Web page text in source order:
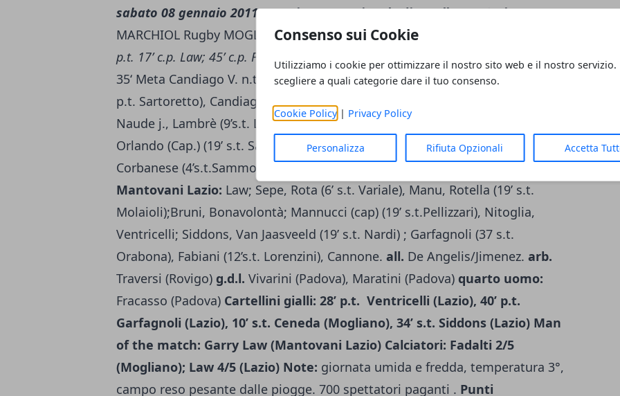
Consenso sui Cookie
Utilizziamo i cookie per ottimizzare il nostro sito web e il nostro servizio.
scegliere a quali categorie dare il tuo consenso.
Cookie Policy| Privacy Policy
Personalizza Rifiuta Opzionali Accetta
sabato 08 gennaio 2011 Campionato Nazionale di Eccellenza 9° giornata
MARCHIOL Rugby MOGLIANO v MANTOVANI LAZIO 11 - 12 (3-3)
p.t. 17’ c.p. Law; 45’ c.p. Fadalti;
s.t.
15‘ c.p. Law; 21‘ c.p. Law; 23‘ c.p. Fadalti;
35‘ Meta Candiago V. n.t.; 39‘ c.p. LawMarchiol Rugby Mogliano:Mulieri (13’
p.t. Sartoretto), Candiago V., Ceccato E, Patrizio (1’s.t. Simion), Fadalti,
Naude j., Lambrè (9’s.t. Lucchese), Candiago E. (4’s.t. Minello), Burman,
Orlando (Cap.) (19’ s.t. Saviozzi), Stanfill, Maso, Nieuwdot (4’s.t. Ceccato A.),
Corbanese (4’s.t.Sammons), Meggetto (4’s.t.Ceneda)
Mantovani Lazio: Law; Sepe, Rota (6’ s.t. Variale), Manu, Rotella (19’ s.t.
Molaioli);Bruni, Bonavolontà; Mannucci (cap) (19’ s.t.Pellizzari), Nitoglia,
Ventricelli; Siddons, Van Jaasveeld (19’ s.t. Nardi) ; Garfagnoli (37 s.t.
Orabona), Fabiani (12’s.t. Lorenzini), Cannone. all. De Angelis/Jimenez. arb.
Traversi (Rovigo) g.d.l. Vivarini (Padova), Maratini (Padova) quarto uomo:
Fracasso (Padova) Cartellini gialli: 28’ p.t. Ventricelli (Lazio), 40’ p.t.
Garfagnoli (Lazio), 10’ s.t. Ceneda (Mogliano), 34’ s.t. Siddons (Lazio) Man
of the match: Garry Law (Mantovani Lazio) Calciatori: Fadalti 2/5
(Mogliano); Law 4/5 (Lazio) Note: giornata umida e fredda, temperatura 3°,
campo reso pesante dalle piogge. 700 spettatori paganti . Punti